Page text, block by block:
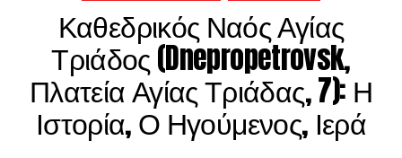
Καθεδρικός Ναός Αγίας
Τριάδος (Dnepropetrovsk,
Πλατεία Αγίας Τριάδας, 7): Η
Ιστορία, Ο Ηγούμενος, Ιερά